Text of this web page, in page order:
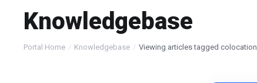
Knowledgebase
Portal Home Knowledgebase Viewing articles tagged colocation